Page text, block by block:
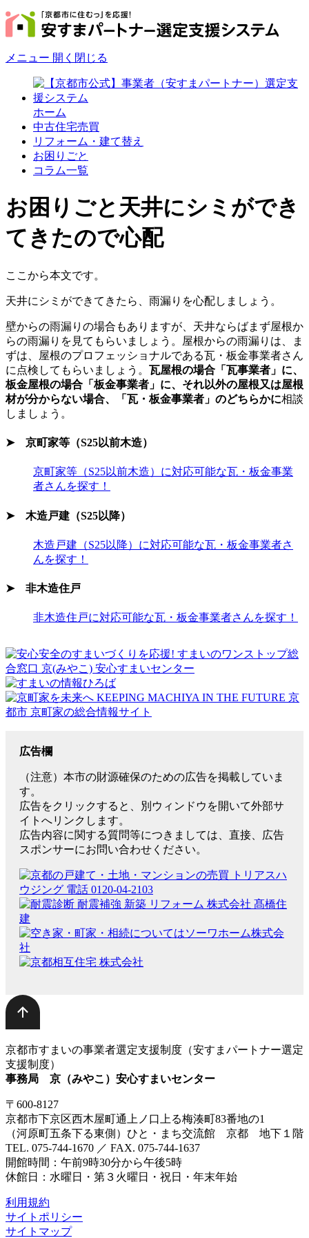
メニュー 開く 閉じる
ホーム
中古住宅売買
リフォーム・建て替え
お困りごと
コラム一覧
お困りごと 天井にシミができ
てきたので心配
ここから本文です。
天井にシミができてきたら、雨漏りを心配しましょう。
壁からの雨漏りの場合もありますが、天井ならばまず屋根か
らの雨漏りを見てもらいましょう。屋根からの雨漏りは、ま
ずは、屋根のプロフェッショナルである瓦・板金事業者さん
に点検してもらいましょう。 瓦屋根の場合「瓦事業者」に、
板金屋根の場合「板金事業者」に、それ以外の屋根又は屋根
材が分からない場合、「瓦・板金事業者」のどちらかに相談
しましょう。
➤ 京町家等（S25以前木造）
京町家等（S25以前木造）に対応可能な瓦・板金事業
者さんを探す！
➤ 木造戸建（S25以降）
木造戸建（S25以降）に対応可能な瓦・板金事業者さ
んを探す！
➤ 非木造住戸
非木造住戸に対応可能な瓦・板金事業者さんを探す！
広告欄
（注意）本市の財源確保のための広告を掲載していま
す。
広告をクリックすると、別ウィンドウを開いて外部サ
イトへリンクします。
広告内容に関する質問等につきましては、直接、広告
スポンサーにお問い合わせください。
京都市すまいの事業者選定支援制度（安すまパートナー選定
支援制度）
事務局 京（みやこ）安心すまいセンター
〒600-8127
京都市下京区西木屋町通上ノ口上る梅湊町83番地の1
（河原町五条下る東側）ひと・まち交流館 京都 地下１階
TEL. 075-744-1670 ／ FAX. 075-744-1637
開館時間：午前9時30分から午後5時
休館日：水曜日・第３火曜日・祝日・年末年始
利用規約
サイトポリシー
サイトマップ